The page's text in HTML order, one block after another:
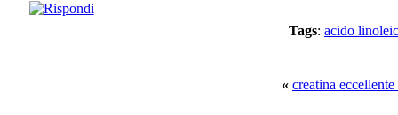
Tags: acido
« creatina